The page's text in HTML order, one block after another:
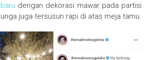
dengan dekorasi mawar pada partisi
juga tersusun rapi di atas meja tamu.